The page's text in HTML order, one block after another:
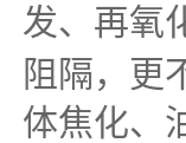
发、再氧
阻隔，更
体焦化、